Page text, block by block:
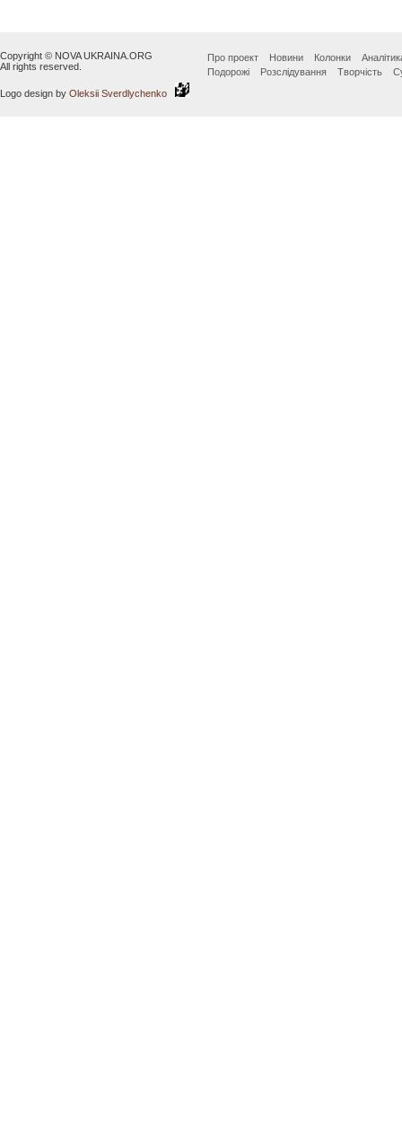
Copyright © NOVA UKRAINA.ORG
All rights reserved.
Logo design by Oleksii Sverdlychenko
Про проект Новини Колонки
Подорожі
Розслідування Творчість